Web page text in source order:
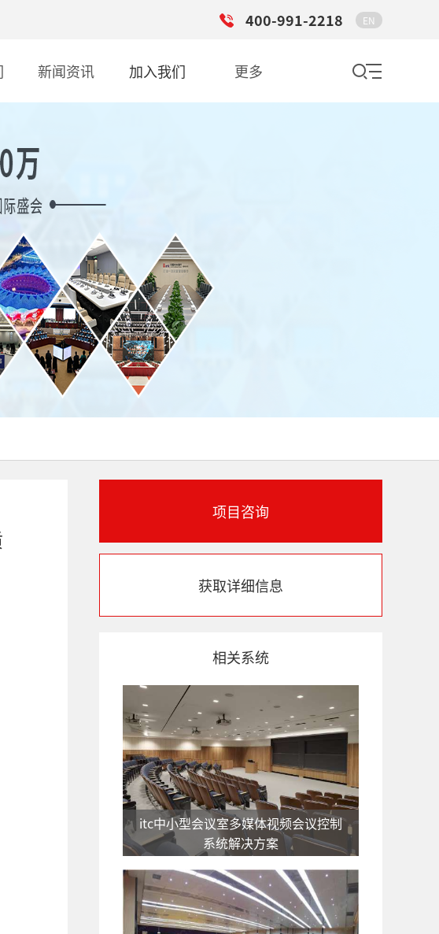
400-991-2218 EN
新闻资讯 加入我们 更多
项目咨询
获取详细信息
相关系统
itc中小型会议室多媒体视频会议控制
系统解决方案